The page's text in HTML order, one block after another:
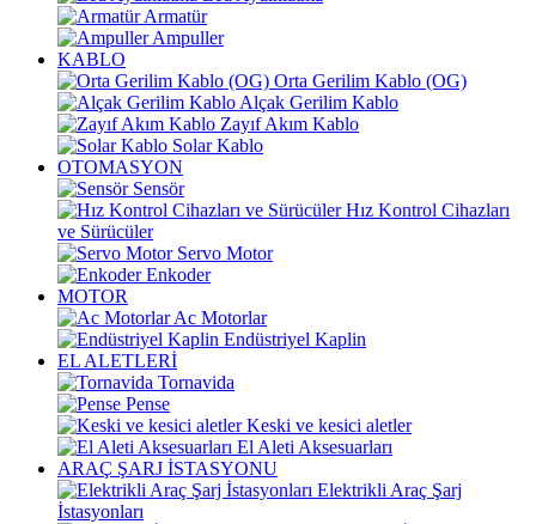
Armatür
Ampuller
KABLO
Orta Gerilim Kablo (OG)
Alçak Gerilim Kablo
Zayıf Akım Kablo
Solar Kablo
OTOMASYON
Sensör
Hız Kontrol Cihazları
ve Sürücüler
Servo Motor
Enkoder
MOTOR
Ac Motorlar
Endüstriyel Kaplin
EL ALETLERİ
Tornavida
Pense
Keski ve kesici aletler
El Aleti Aksesuarları
ARAÇ ŞARJ İSTASYONU
Elektrikli Araç Şarj
İstasyonları